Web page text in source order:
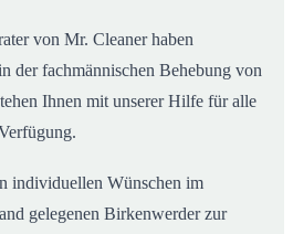
von Mr. Cleaner haben
der fachmännischen Behebung von
Ihnen mit unserer Hilfe für alle
individuellen Wünschen im
gelegenen Birkenwerder zur